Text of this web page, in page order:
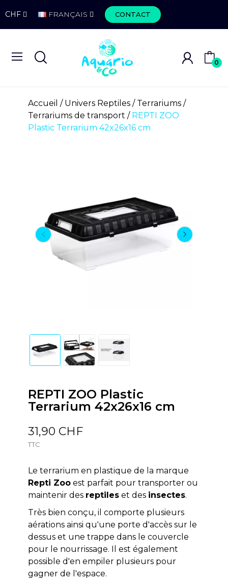
CHF FRANÇAIS CONTACT
0
Accueil Univers Reptiles
Terrariums
Terrariums de transport
REPTI ZOO
Plastic Terrarium 42x26x16 cm
REPTI ZOO Plastic
Terrarium 42x26x16 cm
31,90 CHF
TTC
Le terrarium en plastique de la marque
Repti Zooest parfait pour transporter ou
maintenir des reptileset des insectes.
Très bien conçu, il comporte plusieurs
aérations ainsi qu'une porte d'accès sur le
dessus et une trappe dans le couvercle
pour le nourrissage. Il est également
possible d'en empiler plusieurs pour
gagner de l'espace.